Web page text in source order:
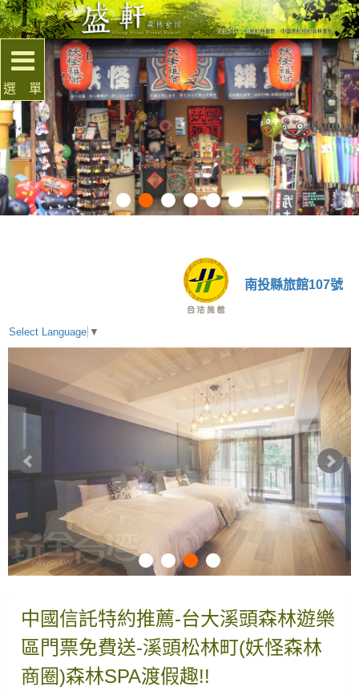
選 單
南投縣旅館107號
Select Language ▼
中國信託特約推薦-台大溪頭森林遊樂
區門票免費送-溪頭松林町(妖怪森林
商圈)森林SPA渡假趣!!